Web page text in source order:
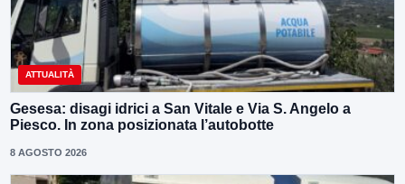
ATTUALITÀ
Gesesa: disagi idrici a San Vitale e Via S. Angelo a
Piesco. In zona posizionata l’autobotte
8 AGOSTO 2026